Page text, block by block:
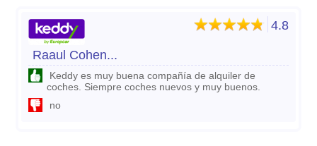
Raaul Cohen...
Keddy es muy buena compañía de alquiler de
coches. Siempre coches nuevos y muy buenos.
no
4.8